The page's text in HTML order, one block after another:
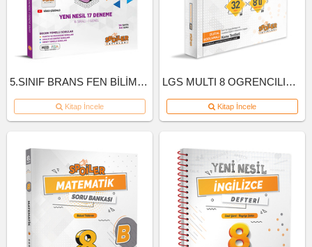
5.SINIF BRANS FEN BİLİMLERİ DENEME
Kitap İncele
LGS MULTI 8 OGRENCILIK KUTU INGILIZCE
Kitap İncele